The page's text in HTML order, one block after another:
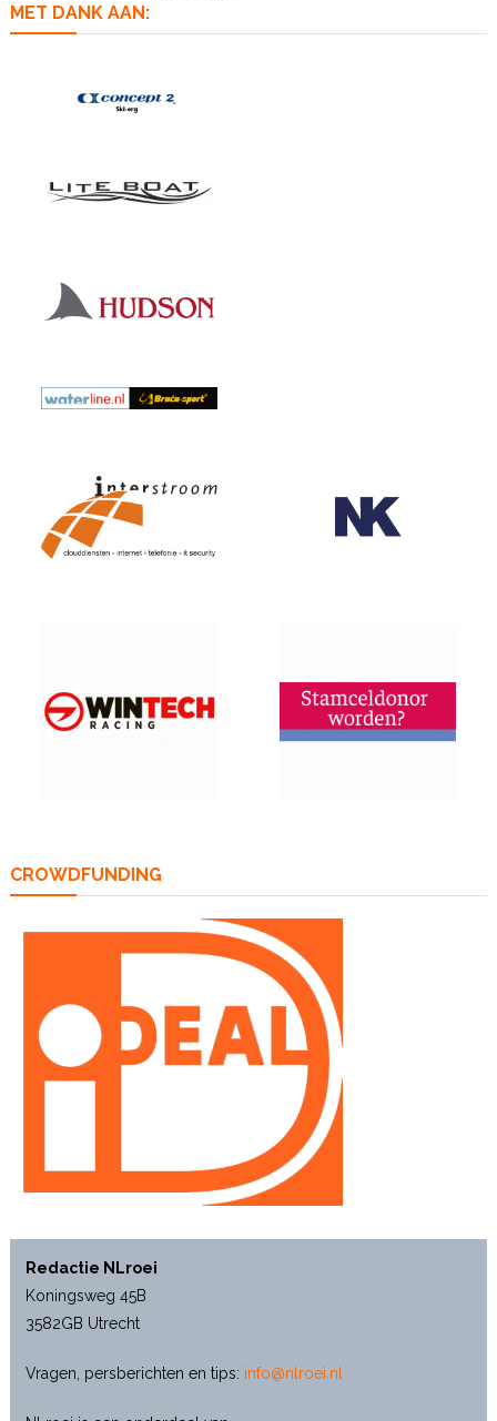
MET DANK AAN:
CROWDFUNDING
Redactie NLroei
Koningsweg 45B
3582GB Utrecht
Vragen, persberichten en tips: info@nlroei.nl